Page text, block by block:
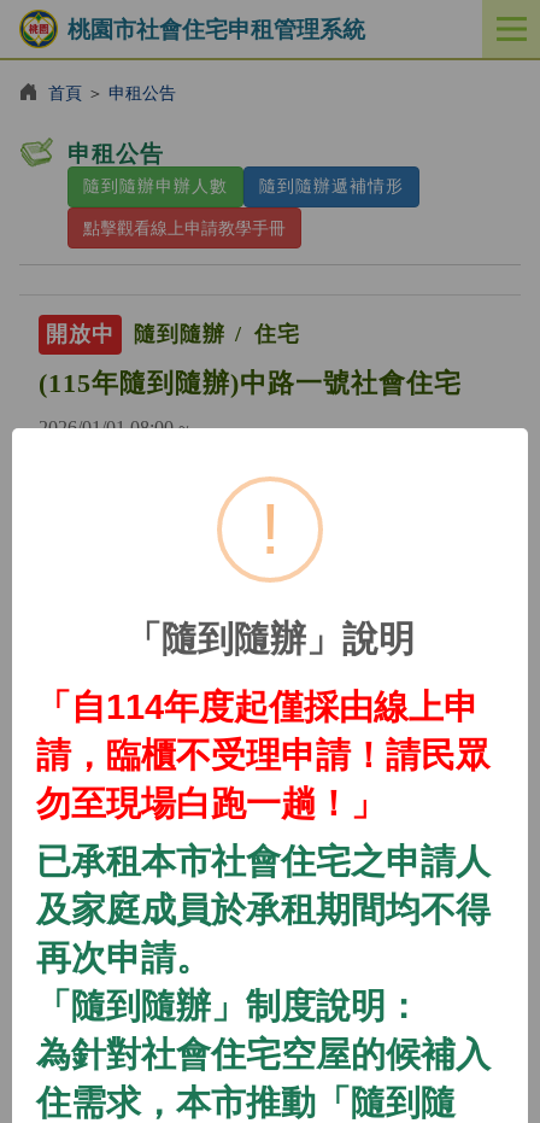
桃園市社會住宅申租管理系統
開
啟
首頁 ＞ 申租公告
申租公告
隨到隨辦申辦人數 隨到隨辦遞補情形
點擊觀看線上申請教學手冊
開放中 隨到隨辦 住宅
(115年隨到隨辦)中路一號社會住宅
2026/01/01 08:00 ~
隨到隨辦 住宅
(115年隨到隨辦)中路二號社會住宅
(115年隨到隨辦)中路三號社會住宅
2026/01/01 08:00 ~
(115年隨到隨辦)中路四號社會住宅
2026/01/01 08:00 ~
開放中 隨到隨辦 住宅
(115年隨到隨辦)八德一號社會住宅
2026/01/01 08:00 ~
!
「隨到隨辦」說明
「自114年度起僅採由線上申
請，臨櫃不受理申請！請民眾
勿至現場白跑一趟！」
已承租本市社會住宅之申請人
及家庭成員於承租期間均不得
再次申請。
「隨到隨辦」制度說明：
為針對社會住宅空屋的候補入
住需求，本市推動「隨到隨